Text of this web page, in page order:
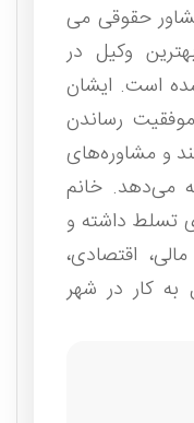
حقوقی می
وکیل در
است. ایشان
رساندن
و مشاوره‌های
می‌دهد. خانم
تسلط داشته و
اقتصادی،
کار در شهر